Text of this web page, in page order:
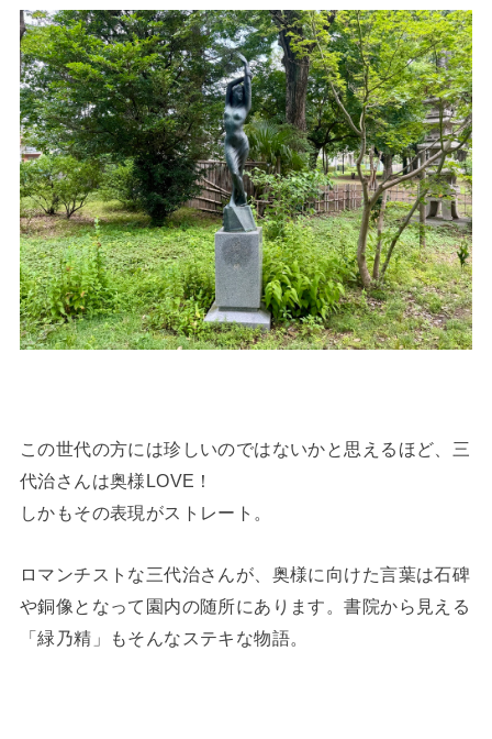
この世代の方には珍しいのではないかと思えるほど、三
代治さんは奥様LOVE！
しかもその表現がストレート。
ロマンチストな三代治さんが、奥様に向けた言葉は石碑
や銅像となって園内の随所にあります。書院から見える
「緑乃精」もそんなステキな物語。